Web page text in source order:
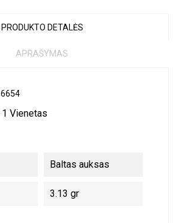
PRODUKTO DETALĖS
APRAŠYMAS
6654
1 Vienetas
Baltas auksas
3.13 gr